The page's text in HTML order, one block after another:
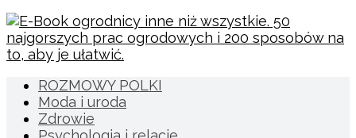
ROZMOWY POLKI
Moda i uroda
Zdrowie